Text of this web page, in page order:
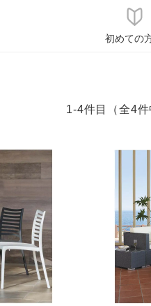
初めての
1-4件目（全4件